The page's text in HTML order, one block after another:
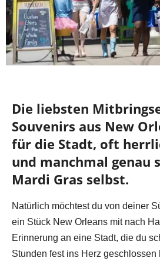
Die liebsten
Souvenirs aus New
für die Stadt, oft
und manchmal genau
Mardi Gras selbst.
Natürlich möchtest du von deiner
ein Stück New Orleans mit nach
Erinnerung an eine Stadt, die du
Stunden fest ins Herz